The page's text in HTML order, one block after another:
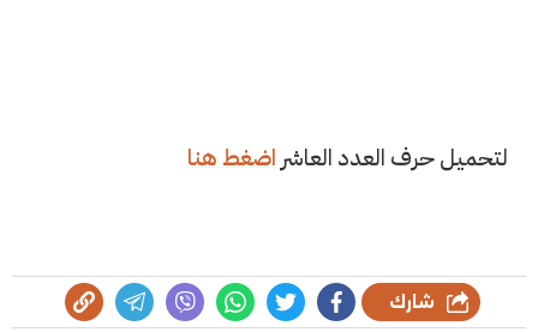
لتحميل حرف العدد العاشر اضغط هنا
شارك